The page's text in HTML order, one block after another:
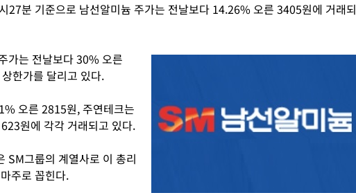
27분 기준으로 남선알미늄 주가는 전날보다 14.26% 오른 3405원에 거래되
가는 전날보다 30% 오른
한가를 달리고 있다.
오른 2815원, 주연테크는
원에 각각 거래되고 있다.
SM그룹의 계열사로 이 총리
주로 꼽힌다.